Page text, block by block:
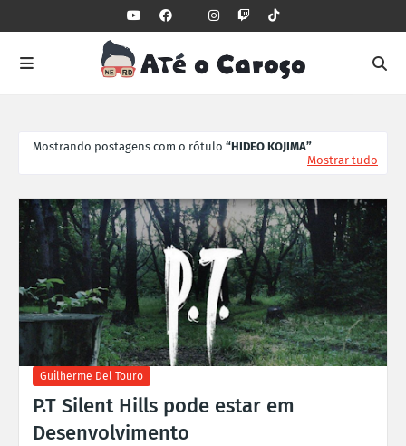
Mostrando postagens com o rótulo
HIDEO KOJIMA
Mostrar tudo
Guilherme Del Touro
P.T Silent Hills pode estar em
Desenvolvimento